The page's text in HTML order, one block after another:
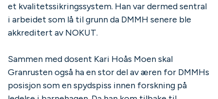
et kvalitetssikringssystem. Han var dermed sentral
i arbeidet som lå til grunn da DMMH senere ble
akkreditert av NOKUT.
Sammen med dosent Kari Hoås Moen skal
Granrusten også ha en stor del av æren for DMMHs
posisjon som en spydspiss innen forskning på